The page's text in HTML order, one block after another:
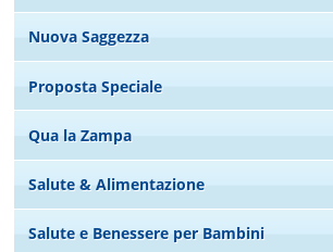
Nuova Saggezza
Proposta Speciale
Qua la Zampa
Salute & Alimentazione
Salute e Benessere per Bambini